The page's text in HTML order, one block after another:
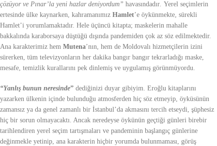
çözüyor ve Pınar’la yeni hazlar deniyordum” havasındadır. Yerel seçimlerin
ertesinde ülke kaynarken, kahramanımız Hamlet’e öykünmekte, sürekli
Hamlet’i yorumlamaktadır. Hele üçüncü kitapta; maskelerin mahalle
bakkalında karaborsaya düştüğü dışında pandemiden çok az söz edilmektedir.
Ana karakterimiz hem Mutena’nın, hem de Moldovalı hizmetçilerin izini
sürerken, tüm televizyonların her dakika bangır bangır tekrarladığı maske,
mesafe, temizlik kurallarını pek dinlemiş ve uygulamış görünmüyordu.
“Yanlış bunun neresinde” dediğinizi duyar gibiyim. Eroğlu kitaplarını
yazarken ülkenin içinde bulunduğu atmosferden hiç söz etmeyip, öyküsünün
zamansız ya da genel zamanlı bir İstanbul’da akmasını tercih etseydi, şüphesiz
hiç bir sorun olmayacaktı. Ancak neredeyse öykünün geçtiği günleri birebir
tarihlendiren yerel seçim tartışmaları ve pandeminin başlangıç günlerine
değinmekle yetinip, ana karakterin hiçbir yorumda bulunmaması, görüş